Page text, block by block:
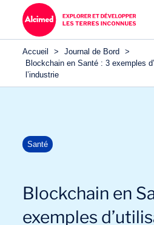
Accueil > Journal de Bord
>
Blockchain en Santé : 3 exemples
l’industrie
Santé
Blockchain en
exemples